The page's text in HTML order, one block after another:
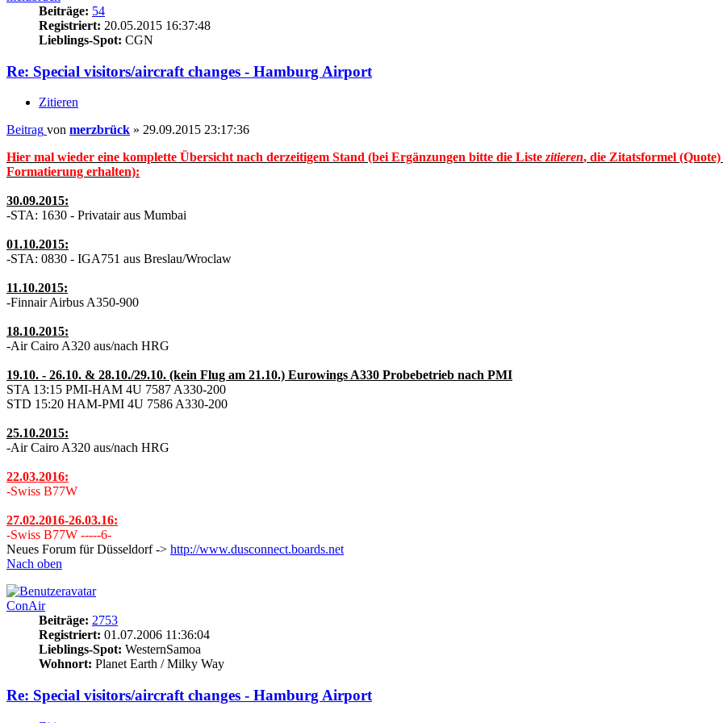
Beiträge: 54
Registriert: 20.05.2015 16:37:48
Lieblings-Spot: CGN
Re: Special visitors/aircraft changes - Hamburg Airport
Zitieren
Beitrag von merzbrück » 29.09.2015 23:17:36
Hier mal wieder eine komplette Übersicht nach derzeitigem Stand (bei Ergänzungen bitte die Liste zitieren, die Zitatsformel
Formatierung erhalten):
30.09.2015:
-STA: 1630 - Privatair aus Mumbai
01.10.2015:
-STA: 0830 - IGA751 aus Breslau/Wroclaw
11.10.2015:
-Finnair Airbus A350-900
18.10.2015:
-Air Cairo A320 aus/nach HRG
19.10. - 26.10. & 28.10./29.10. (kein Flug am 21.10.) Eurowings A330 Probebetrieb nach PMI
STA 13:15 PMI-HAM 4U 7587 A330-200
STD 15:20 HAM-PMI 4U 7586 A330-200
25.10.2015:
-Air Cairo A320 aus/nach HRG
22.03.2016:
-Swiss B77W
27.02.2016-26.03.16:
-Swiss B77W -----6-
Neues Forum für Düsseldorf -> http://www.dusconnect.boards.net
Nach oben
ConAir
Beiträge: 2753
Registriert: 01.07.2006 11:36:04
Lieblings-Spot: WesternSamoa
Wohnort: Planet Earth / Milky Way
Re: Special visitors/aircraft changes - Hamburg Airport